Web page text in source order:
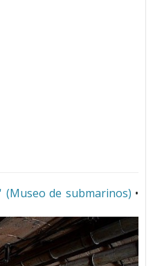
(Museo de submarinos) •